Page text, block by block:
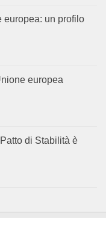
europea: un profilo
europea
di Stabilità è